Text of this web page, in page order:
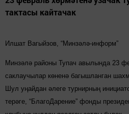
тактасы кайтачак
Илшат Вагыйзов, “Минзәлә-информ”
Минзәлә районы Тупач авылында 23
саклаучылар көненә багышланган
Шул уңайдан әлеге турнирның
терәге, “БлагоДарение” фонды